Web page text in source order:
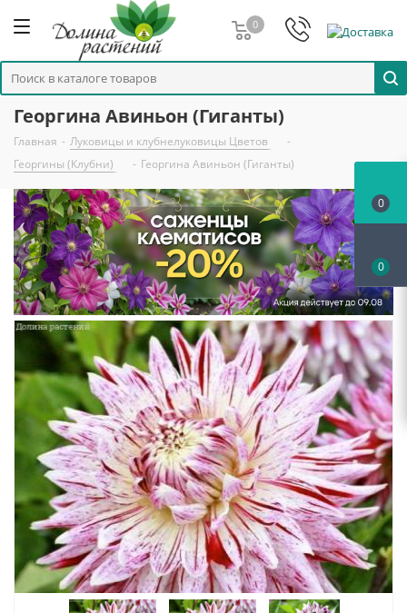
0
Георгина Авиньон (Гиганты)
Главная - Луковицы и клубнелуковицы Цветов
-
Георгины (Клубни)
- Георгина Авиньон (Гиганты)
0
0